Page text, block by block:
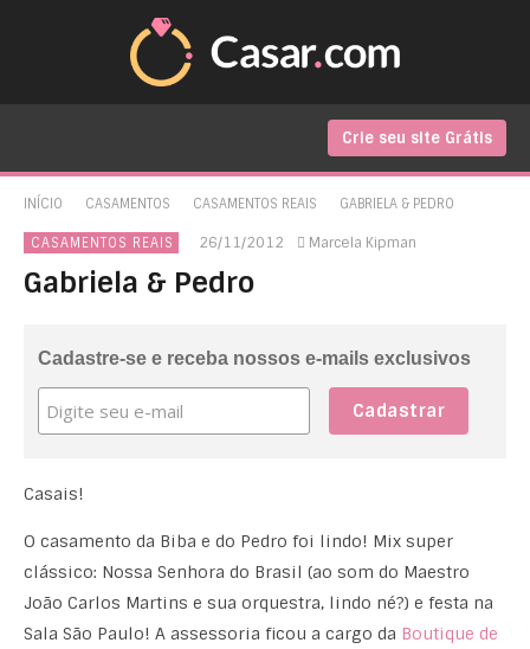
Crie seu site Grátis
INÍCIO CASAMENTOS CASAMENTOS REAIS GABRIELA & PEDRO
CASAMENTOS REAIS 26/11/2012 Marcela Kipman
Gabriela & Pedro
Cadastre-se e receba nossos e-mails exclusivos
Casais!
O casamento da Biba e do Pedro foi lindo! Mix super
clássico: Nossa Senhora do Brasil (ao som do Maestro
João Carlos Martins e sua orquestra, lindo né?) e festa na
Sala São Paulo! A assessoria ficou a cargo da Boutique de